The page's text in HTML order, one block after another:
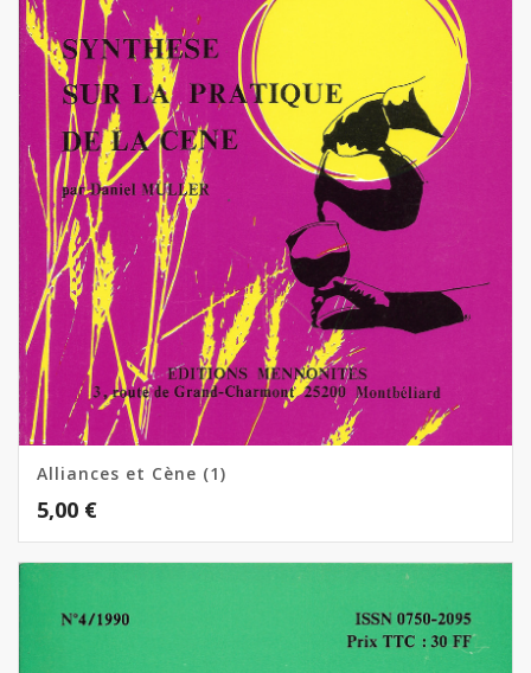
Alliances et Cène (1)
5,00 €